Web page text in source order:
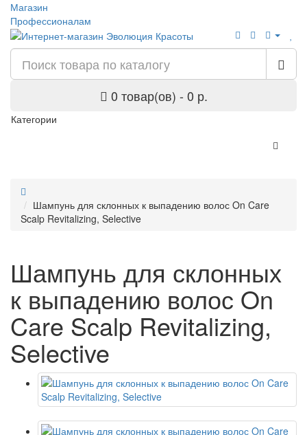
Магазин
Профессионалам
0 товар(ов) - 0 р.
Категории
Шампунь для склонных к выпадению волос On Care
Scalp Revitalizing, Selective
Шампунь для склонных
к выпадению волос On
Care Scalp Revitalizing,
Selective